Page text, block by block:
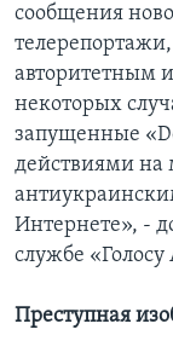
сообщения
авторитетным
некоторых
запущенные
действиями на
Интернете», -
службе
Преступная